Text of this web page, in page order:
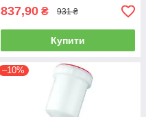
837,90 ₴ 931 ₴
Купити
–10%